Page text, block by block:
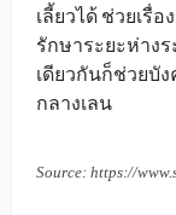
เลี้ยวได้ ช่วยเรื่
รักษาระยะห่าง
เดียวกันก็ช่วยบั
กลางเลน
Source: https://